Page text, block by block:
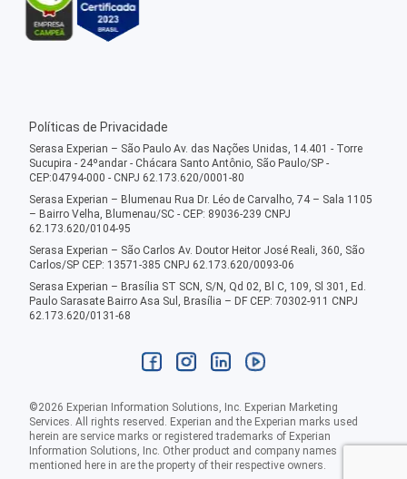
Políticas de Privacidade
Serasa Experian – São Paulo Av. das Nações Unidas, 14.401 - Torre
Sucupira - 24ºandar - Chácara Santo Antônio, São Paulo/SP -
CEP:04794-000 - CNPJ 62.173.620/0001-80
Serasa Experian – Blumenau Rua Dr. Léo de Carvalho, 74 – Sala 1105
– Bairro Velha, Blumenau/SC - CEP: 89036-239 CNPJ
62.173.620/0104-95
Serasa Experian – São Carlos Av. Doutor Heitor José Reali, 360, São
Carlos/SP CEP: 13571-385 CNPJ 62.173.620/0093-06
Serasa Experian – Brasília ST SCN, S/N, Qd 02, Bl C, 109, Sl 301, Ed.
Paulo Sarasate Bairro Asa Sul, Brasília – DF CEP: 70302-911 CNPJ
62.173.620/0131-68
©2026 Experian Information Solutions, Inc. Experian Marketing
Services. All rights reserved. Experian and the Experian marks used
herein are service marks or registered trademarks of Experian
Information Solutions, Inc. Other product and company names
mentioned here in are the property of their respective owners.